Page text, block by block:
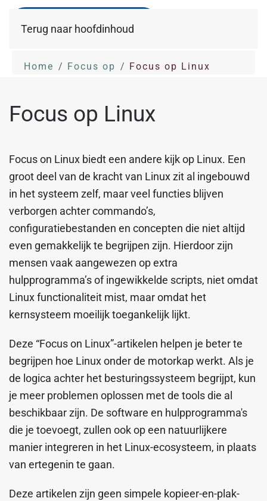
Terug naar hoofdinhoud
Home Focus op Focus op Linux
Focus op Linux
Focus on Linux biedt een andere kijk op Linux. Een
groot deel van de kracht van Linux zit al ingebouwd
in het systeem zelf, maar veel functies blijven
verborgen achter commando’s,
configuratiebestanden en concepten die niet altijd
even gemakkelijk te begrijpen zijn. Hierdoor zijn
mensen vaak aangewezen op extra
hulpprogramma’s of ingewikkelde scripts, niet omdat
Linux functionaliteit mist, maar omdat het
kernsysteem moeilijk toegankelijk lijkt.
Deze “Focus on Linux”-artikelen helpen je beter te
begrijpen hoe Linux onder de motorkap werkt. Als je
de logica achter het besturingssysteem begrijpt, kun
je meer problemen oplossen met de tools die al
beschikbaar zijn. De software en hulpprogramma's
die je toevoegt, zullen ook op een natuurlijkere
manier integreren in het Linux-ecosysteem, in plaats
van ertegenin te gaan.
Deze artikelen zijn geen simpele kopieer-en-plak-